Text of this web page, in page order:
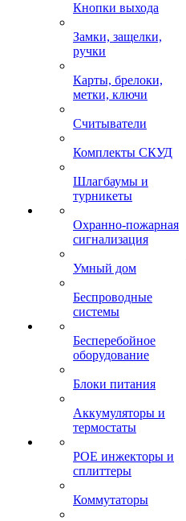
Кнопки выхода
Замки, защелки,
ручки
Карты, брелоки,
метки, ключи
Считыватели
Комплекты СКУД
Шлагбаумы и
турникеты
Охранно-пожарная
сигнализация
Умный дом
Беспроводные
системы
Бесперебойное
оборудование
Блоки питания
Аккумуляторы и
термостаты
POE инжекторы и
сплиттеры
Коммутаторы